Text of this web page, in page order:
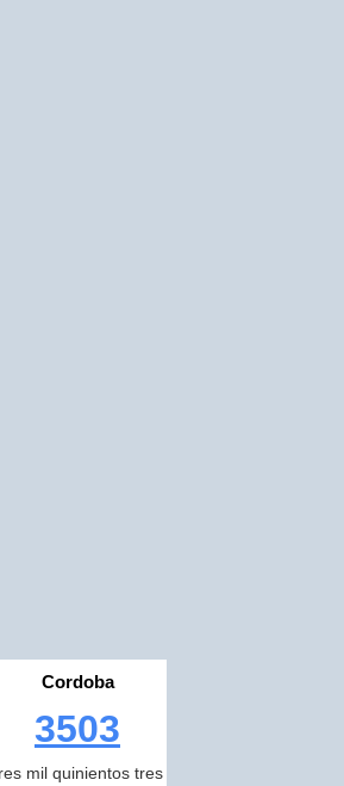
Cordoba
3503
mil quinientos tres